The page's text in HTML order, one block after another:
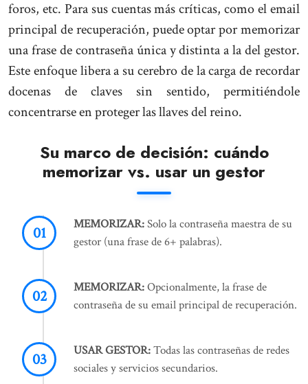
foros, etc. Para sus cuentas más críticas, como el email
principal de recuperación, puede optar por memorizar
una frase de contraseña única y distinta a la del gestor.
Este enfoque libera a su cerebro de la carga de recordar
docenas de claves sin sentido, permitiéndole
concentrarse en proteger las llaves del reino.
Su marco de decisión: cuándo
memorizar vs. usar un gestor
MEMORIZAR:Solo la contraseña maestra de su
gestor (una frase de 6+ palabras).
MEMORIZAR:Opcionalmente, la frase de
contraseña de su email principal de recuperación.
USAR GESTOR:Todas las contraseñas de redes
sociales y servicios secundarios.